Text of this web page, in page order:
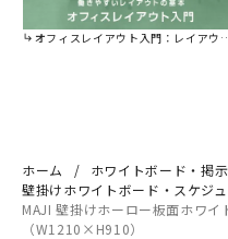
オフィスレイアウト入門：レイアウトの基本をご紹介。
ホーム
ホワイトボード・掲
壁掛けホワイトボード・スケジ
MAJI 壁掛けホーロー板面ホワイ
（W1210×H910）